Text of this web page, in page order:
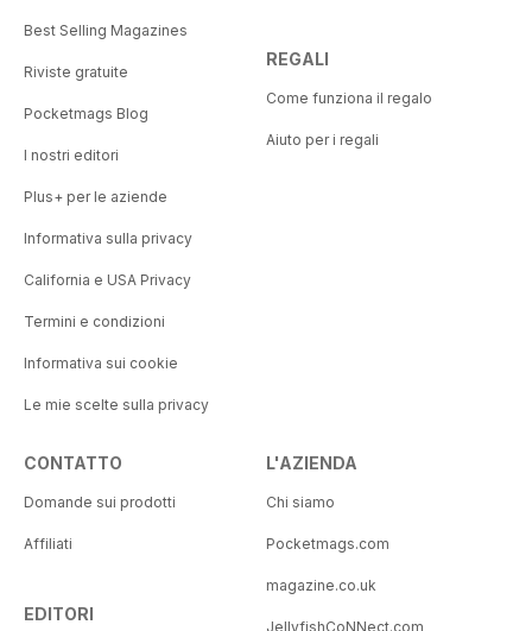
Best Selling Magazines
Riviste gratuite
Pocketmags Blog
I nostri editori
Plus+ per le aziende
Informativa sulla privacy
California e USA Privacy
Termini e condizioni
Informativa sui cookie
Le mie scelte sulla privacy
REGALI
Come funziona il regalo
Aiuto per i regali
CONTATTO
Domande sui prodotti
Affiliati
EDITORI
L'AZIENDA
Chi siamo
Pocketmags.com
magazine.co.uk
JellyfishCoNNect.com